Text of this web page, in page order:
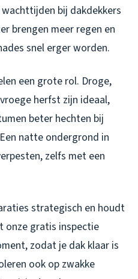
bij dakdekkers
brengen meer regen en
snel erger worden.
een grote rol. Droge,
herfst zijn ideaal,
beter hechten bij
natte ondergrond in
zelfs met een
strategisch en houdt
onze gratis inspectie
zodat je dak klaar is
ook op zwakke